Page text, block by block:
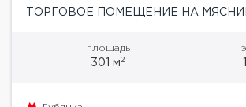
ТОРГОВОЕ ПОМЕЩЕНИЕ НА
площадь
301 м2